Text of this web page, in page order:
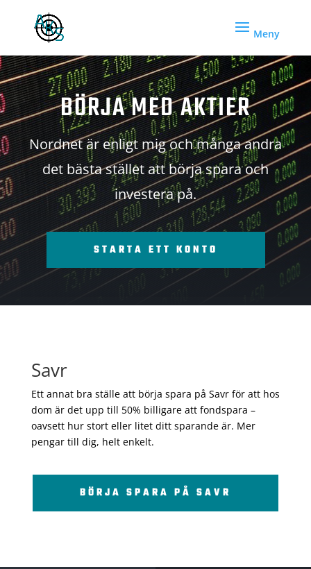
BÖRJA MED AKTIER
Nordnet är enligt mig och många andra
det bästa stället att börja spara och
investera på.
STARTA ETT KONTO
Savr
Ett annat bra ställe att börja spara på Savr för att hos
dom är det upp till 50% billigare att fondspara –
oavsett hur stort eller litet ditt sparande är. Mer
pengar till dig, helt enkelt.
BÖRJA SPARA PÅ SAVR